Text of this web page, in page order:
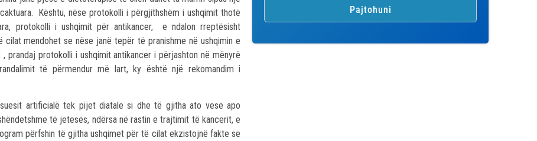
Kështu, nëse protokolli i përgjithshëm i ushqimit thotë
protokolli i ushqimit për antikancer, e ndalon rreptësisht
mendohet se nëse janë tepër të pranishme në ushqimin e
protokolli i ushqimit antikancer i përjashton në mënyrë
të përmendur më lart, ky është një rekomandim i
artificialë tek pijet diatale si dhe të gjitha ato vese apo
të jetesës, ndërsa në rastin e trajtimit të kancerit, e
përfshin të gjitha ushqimet për të cilat ekzistojnë fakte se